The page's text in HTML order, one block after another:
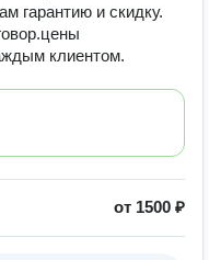
гарантию и скидку.
клиентом.
от 1500 ₽